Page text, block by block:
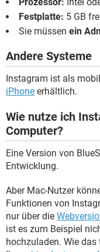
Festplatte: 5 GB
Sie müssen ein
Andere Systeme
Instagram ist als
iPhone erhältlich.
Wie nutze ich
Computer?
Eine Version von
Entwicklung.
Aber Mac-Nutzer
Funktionen von
nur über die
ist es zum Beispiel
hochzuladen. Wie